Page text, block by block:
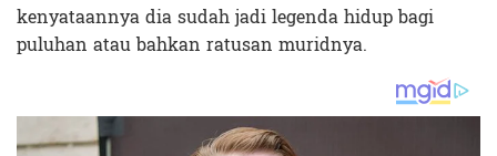
kenyataannya dia sudah jadi legenda hidup bagi
puluhan atau bahkan ratusan muridnya.